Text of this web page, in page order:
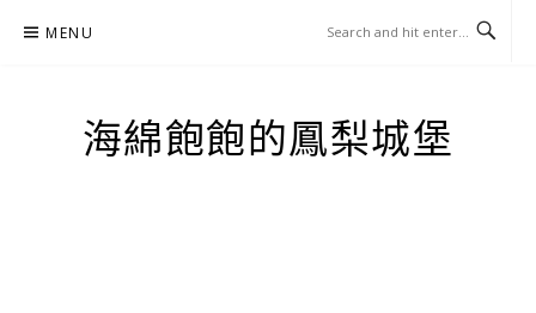
MENU
海綿飽飽的鳳梨城堡